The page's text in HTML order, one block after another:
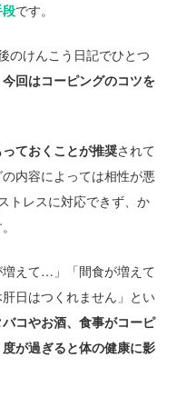
です。
のけんこう日記でひとつ
今回はコーピングのコツを
ておくことが推奨されて
内容によっては相性が悪
トレスに対応できず、か
えて…」「間食が増えて
日はつくれません」とい
バコやお酒、食事がコーピ
が過ぎると体の健康に影